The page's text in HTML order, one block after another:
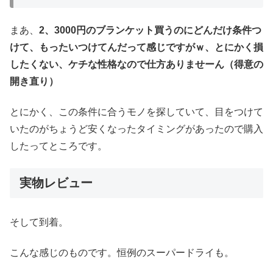
まあ、 2、3000円のブランケット買うのにどんだけ条件つ
けて、もったいつけてんだって感じですがｗ、とにかく損
したくない、ケチな性格なので仕方ありませーん（得意の
開き直り）
とにかく、この条件に合うモノを探していて、目をつけて
いたのがちょうど安くなったタイミングがあったので購入
したってところです。
実物レビュー
そして到着。
こんな感じのものです。恒例のスーパードライも。